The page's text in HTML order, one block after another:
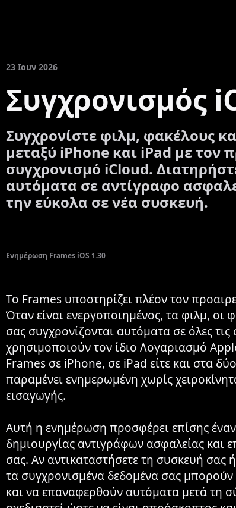
23 Ιουν 2026
Συγχρονισμός
Συγχρονίστε φιλμ, φακέλους
μεταξύ iPhone και iPad με τον
συγχρονισμό iCloud.
αυτόματα σε αντίγραφο
την εύκολα σε νέα συσκευή.
Ενημέρωση Frames iOS 1.30
Το Frames υποστηρίζει πλέον τον
Όταν είναι ενεργοποιημένος, τα φιλμ, οι
σας συγχρονίζονται αυτόματα σε όλες
χρησιμοποιούν τον ίδιο Λογαριασμό
Frames σε iPhone, σε iPad είτε και στα
παραμένει ενημερωμένη χωρίς
εισαγωγής.
Αυτή η ενημέρωση προσφέρει επίσης
δημιουργίας αντιγράφων ασφαλείας και
σας. Αν αντικαταστήσετε τη συσκευή σας
τα συγχρονισμένα δεδομένα σας
και να επαναφερθούν αυτόματα μετά τη